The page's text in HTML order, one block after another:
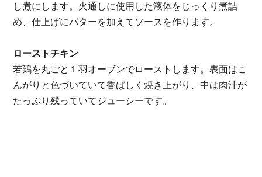
し煮にします。 火通しに使用した液体をじっくり煮詰
め、仕上げにバターを加えてソースを作ります。
ローストチキン
若鶏を丸ごと１羽オーブンでローストします。表面はこ
んがりと色づいていて香ばしく焼き上がり、中は肉汁が
たっぷり残っていてジューシーです。